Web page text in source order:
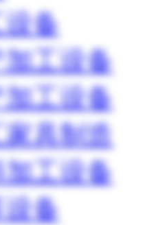
备
加工设备
工设备
具制造
工设备
备